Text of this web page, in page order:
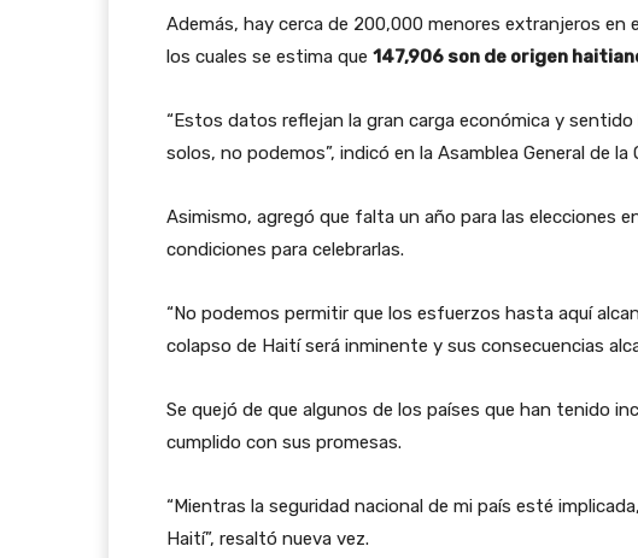
Además, hay cerca de 200,000 menores extranjeros
los cuales se estima que 147,906 son de origen
“Estos datos reflejan la gran carga económica y
solos, no podemos”, indicó en la Asamblea General de
Asimismo, agregó que falta un año para las elecciones
condiciones para celebrarlas.
“No podemos permitir que los esfuerzos hasta aquí
colapso de Haití será inminente y sus consecuencias
Se quejó de que algunos de los países que han tenido
cumplido con sus promesas.
“Mientras la seguridad nacional de mi país esté
Haití”, resaltó nueva vez.